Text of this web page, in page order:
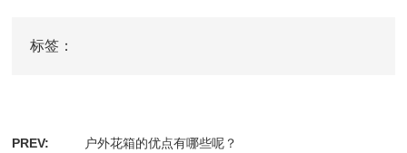
标签：
PREV:
户外花箱的优点有哪些呢？